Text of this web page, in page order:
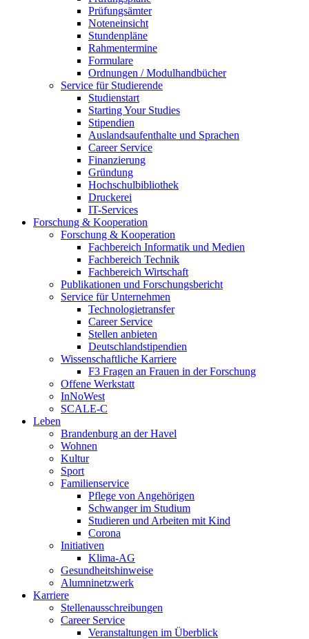
Prüfungsämter
Noteneinsicht
Stundenpläne
Rahmentermine
Formulare
Ordnungen / Modulhandbücher
Service für Studierende
Studienstart
Starting Your Studies
Stipendien
Auslandsaufenthalte und Sprachen
Career Service
Finanzierung
Gründung
Hochschulbibliothek
Druckerei
IT-Services
Forschung & Kooperation
Forschung & Kooperation
Fachbereich Informatik und Medien
Fachbereich Technik
Fachbereich Wirtschaft
Publikationen und Forschungsbericht
Service für Unternehmen
Technologietransfer
Career Service
Stellen anbieten
Deutschlandstipendien
Wissenschaftliche Karriere
F3 Fragen an Frauen in der Forschung
Offene Werkstatt
InNoWest
SCALE-C
Leben
Brandenburg an der Havel
Wohnen
Kultur
Sport
Familienservice
Pflege von Angehörigen
Schwanger im Studium
Studieren und Arbeiten mit Kind
Corona
Initiativen
Klima-AG
Gesundheitshinweise
Alumninetzwerk
Karriere
Stellenausschreibungen
Career Service
Veranstaltungen im Überblick